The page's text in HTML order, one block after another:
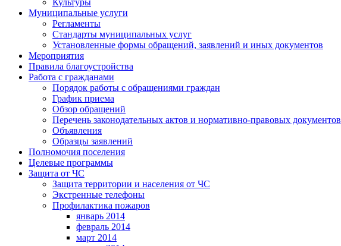
Культуры
Муниципальные услуги
Регламенты
Стандарты муниципальных услуг
Установленные формы обращений, заявлений и иных документов
Мероприятия
Правила благоустройства
Работа с гражданами
Порядок работы с обращениями граждан
График приема
Обзор обращений
Перечень законодательных актов и нормативно-правовых документов
Объявления
Образцы заявлений
Полномочия поселения
Целевые программы
Защита от ЧС
Защита территории и населения от ЧС
Экстренные телефоны
Профилактика пожаров
январь 2014
февраль 2014
март 2014